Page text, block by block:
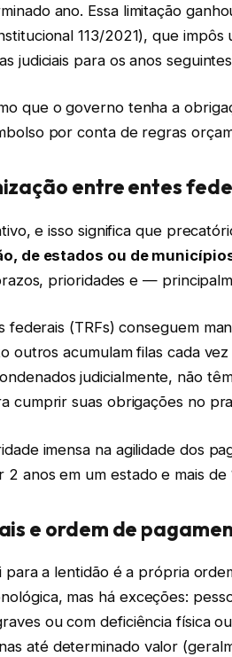
ano. Essa limitação
113/2021), que
judiciais para os anos
que o governo tenha a
por conta de regras
entre entes
e isso significa que
de estados ou de
prioridades e —
federais (TRFs) conseguem
outros acumulam filas cada
judicialmente, não
cumprir suas obrigações no
imensa na agilidade dos
anos em um estado e mais de
e ordem de
a lentidão é a própria
mas há exceções:
ou com deficiência física
até determinado valor